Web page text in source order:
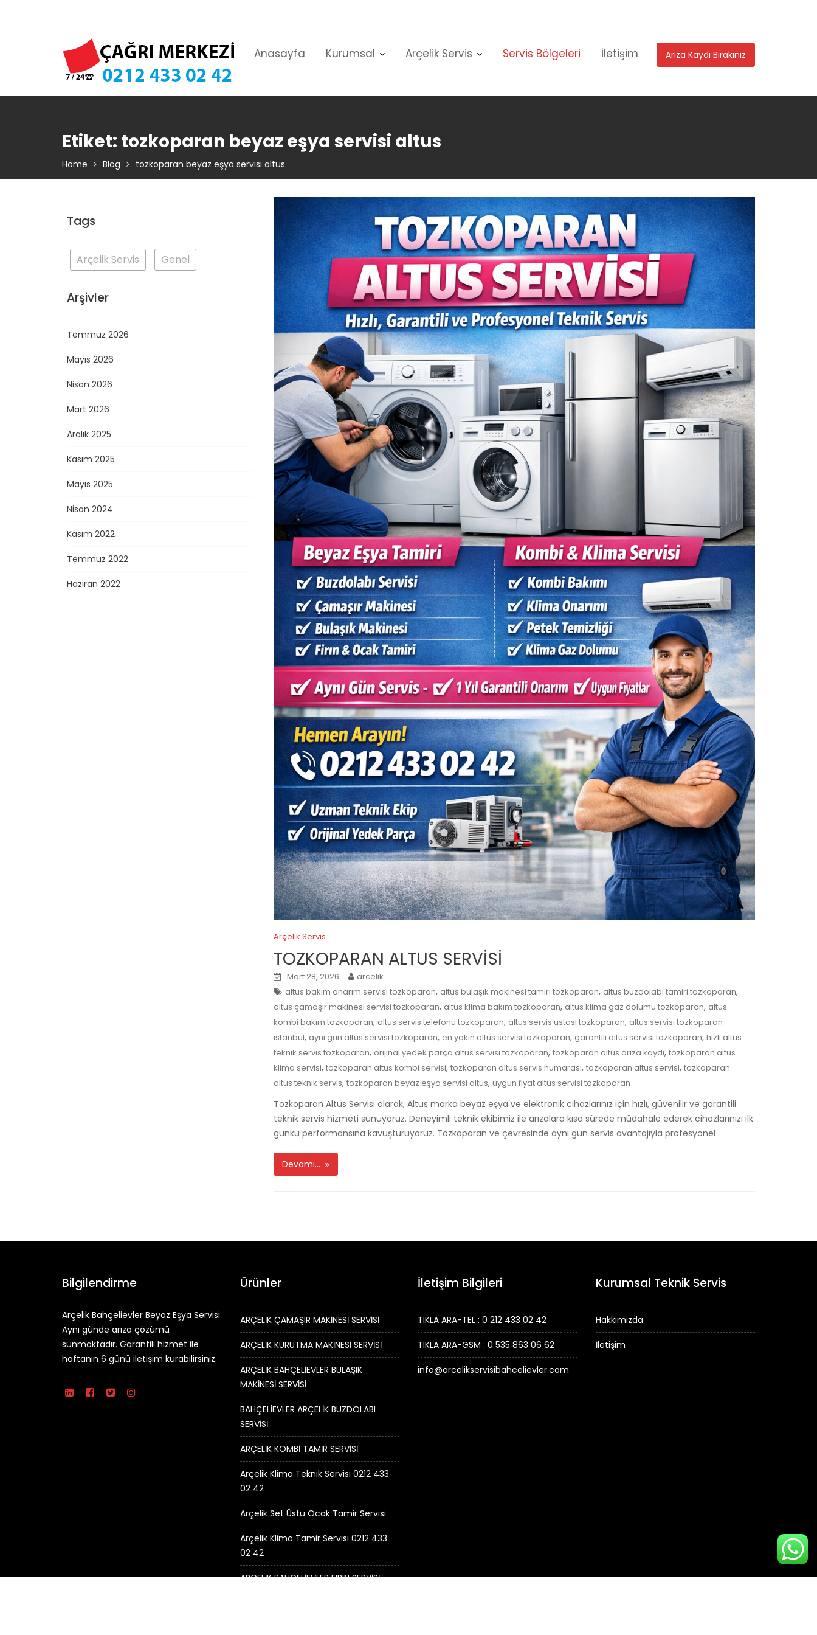
Arıza Kaydı Bırakınız
Anasayfa Kurumsal Arçelik Servis Servis Bölgeleri İletişim
Etiket: tozkoparan beyaz eşya servisi altus
Home Blog tozkoparan beyaz eşya servisi altus
Arçelik Servis
TOZKOPARAN ALTUS SERVİSİ
Mart 28, 2026
arcelik
altus bakım onarım servisi tozkoparan, altus bulaşık makinesi tamiri tozkoparan, altus buzdolabı tamiri tozkoparan,
altus çamaşır makinesi servisi tozkoparan, altus klima bakım tozkoparan, altus klima gaz dolumu tozkoparan, altus
kombi bakım tozkoparan, altus servis telefonu tozkoparan, altus servis ustası tozkoparan, altus servisi tozkoparan
istanbul, aynı gün altus servisi tozkoparan, en yakın altus servisi tozkoparan, garantili altus servisi tozkoparan, hızlı altus
teknik servis tozkoparan, orijinal yedek parça altus servisi tozkoparan, tozkoparan altus arıza kaydı, tozkoparan altus
klima servisi, tozkoparan altus kombi servisi, tozkoparan altus servis numarası, tozkoparan altus servisi, tozkoparan
altus teknik servis, tozkoparan beyaz eşya servisi altus, uygun fiyat altus servisi tozkoparan
Tozkoparan Altus Servisi olarak, Altus marka beyaz eşya ve elektronik cihazlarınız için hızlı, güvenilir ve garantili
teknik servis hizmeti sunuyoruz. Deneyimli teknik ekibimiz ile arızalara kısa sürede müdahale ederek cihazlarınızı ilk
günkü performansına kavuşturuyoruz. Tozkoparan ve çevresinde aynı gün servis avantajıyla profesyonel
Devamı…
Tags
Arçelik Servis Genel
Arşivler
Temmuz 2026
Mayıs 2026
Nisan 2026
Mart 2026
Aralık 2025
Kasım 2025
Mayıs 2025
Nisan 2024
Kasım 2022
Temmuz 2022
Haziran 2022
Bilgilendirme
Arçelik Bahçelievler Beyaz Eşya Servisi
Aynı günde arıza çözümü
sunmaktadır. Garantili hizmet ile
haftanın 6 günü iletişim kurabilirsiniz.
Ürünler
ARÇELİK ÇAMAŞIR MAKİNESİ SERVİSİ
ARÇELİK KURUTMA MAKİNESİ SERVİSİ
ARÇELİK BAHÇELİEVLER BULAŞIK
MAKİNESİ SERVİSİ
BAHÇELİEVLER ARÇELİK BUZDOLABI
SERVİSİ
ARÇELİK KOMBİ TAMİR SERVİSİ
Arçelik Klima Teknik Servisi 0212 433
02 42
Arçelik Set Üstü Ocak Tamir Servisi
Arçelik Klima Tamir Servisi 0212 433
02 42
ARÇELİK BAHÇELİEVLER FIRIN SERVİSİ
İletişim Bilgileri
TIKLA ARA-TEL : 0 212 433 02 42
TIKLA ARA-GSM : 0 535 863 06 62
info@arcelikservisibahcelievler.com
Kurumsal Teknik Servis
Hakkımızda
İletişim